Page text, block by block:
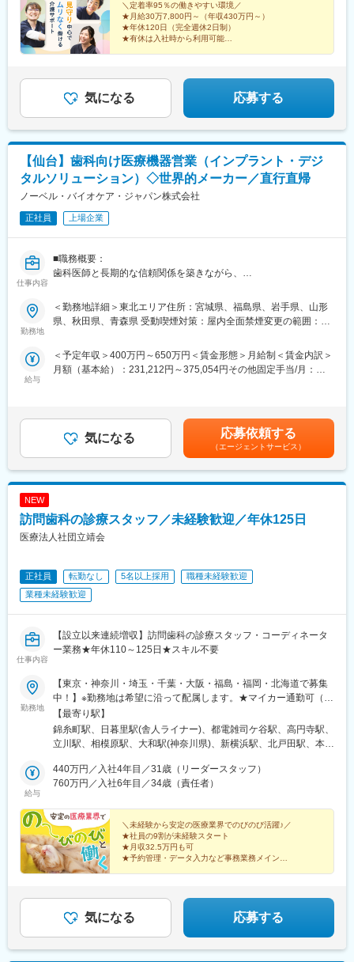
築港本町6-1 福岡印刷会館401アクセス：空港線・箱崎線「中洲川
端駅」より自動車で6分＜WyL株式会社 本部＞東京都墨田区錦糸
1-2-1 リージャス錦糸町アルカセントラル ビジネスセンターオフ
ィス148最寄り駅：錦糸町駅※受動喫煙対策：屋内全面禁煙※変更
＼定着率95％の働きやすい環境／
★月給30万7,800円～（年収430万円～）
★年休120日（完全週休2日制）
★有休は入社時から利用可能
気になる 応募する
【仙台】歯科向け医療機器営業（インプラント・デジ
タルソリューション）◇世界的メーカー／直行直帰
ノーベル・バイオケア・ジャパン株式会社
正社員 上場企業
仕事内容
■職務概要：
歯科医師と長期的な信頼関係を築きながら、
治療の質と医院経営の向上に貢献する直販スタイルの営業職で
す。
■職務詳細：
１．歯科医師・歯科技工士への提案営業
製品の適切な使用方法、新しい治療手法や症例情報の提供
新規顧客の開拓および既存顧客との関係構築
２．担当エリアの営業計画・目標管理
会社・部門方針に基づいた担当エリアの営業計画策定
売上目標（売上金額、数量等）の達成
歯科医師、歯科技工士などを対象とする製品説明会、勉強会の開
催
３．市場・顧客情報の収集と共有
担当地域の市場動向、病院・クリニックの情報、顧客ニーズの収
集
医院・医師情報の管理・更新
クレーム発生時の一次対応および関係部門への共有
【働き方・社内連携】
上司への報告・相談を行いながら、裁量をもって活動
日報・週報、顧客情報の登録・管理
会社から、社用車を貸与
【学習・成長環境】
医療・歯科分野未経験の方でも、段階的に専門知識を習得可能
ノーベルバイオケアはインプラントを用いた革新的な歯科修復ソ
リューションの分野における世界的なリーディング・カンパニー
です。
歯科医療の専業会社エンビスタ・ホールディングス・コーポレー
（イメージング製品のDEXIS、歯科材料のKerr、歯科矯正用製品
のOrmco）とも連携しながら、高品質で革新的な製品を提供し、
歯科専門職のパートナーとして、その先にいらっしゃる患者さま
勤務地
＜勤務地詳細＞東北エリア住所：宮城県、福島県、岩手県、山形
県、秋田県、青森県 受動喫煙対策：屋内全面禁煙変更の範囲：会
給与
＜予定年収＞400万円～650万円＜賃金形態＞月給制＜賃金内訳＞
月額（基本給）：231,212円～375,054円その他固定手当/月：
月に支給※ターゲット額：72万円～117万円（未経験者の場合、40
万円～65万円）※固定残業（55時間）込みとなります。賃金はあ
くまでも目安の金額であり、選考を通じて上下する可能性があり
ます。月給(月額)は固定手当を含めた表記です。
気になる 応募依頼する
（エージェントサービス）
NEW
訪問歯科の診療スタッフ／未経験歓迎／年休125日
医療法人社団立靖会
正社員 転勤なし 5名以上採用
職種未経験歓迎
業種未経験歓迎
仕事内容
【設立以来連続増収】訪問歯科の診療スタッフ・コーディネータ
ー業務★年休110～125日★スキル不要
勤務地
【東京・神奈川・埼玉・千葉・大阪・福島・福岡・北海道で募集
中！】※勤務地は希望に沿って配属します。★マイカー通勤可（勤
務場所による）★受動喫煙対策：屋内全面禁煙★福岡は2026年9
月開院予定のオープニングスタッフ＜東京エリア＞錦糸町事業所
日暮里事業所池袋事業所高円寺事業所立川事業所＜神奈川エリア
大宮事業所川越事業所＜千葉エリア＞船橋事業所千葉事業所市川
事業所＜大阪エリア＞浪速事務所＜福島エリア＞郡山事業所＜福
白石区事業所西区事業所
【最寄り駅】
錦糸町駅、日暮里駅(舎人ライナー)、都電雑司ケ谷駅、高円寺駅、
立川駅、相模原駅、大和駅(神奈川県)、新横浜駅、北戸田駅、本川
陽ケ丘駅、博多駅、郡山駅(福島県)、北２４条駅、北広島駅、菊水
駅、宮の沢駅、日暮里駅、東池袋駅、新高円寺駅、立川南駅、川
札幌駅、西日暮里駅、鬼子母神前駅、栄町駅(千葉県)、国府台駅
給与
440万円／入社4年目／31歳（リーダースタッフ）
760万円／入社6年目／34歳（責任者）
＼未経験から安定の医療業界でのびのび活躍♪／
★社員の9割が未経験スタート
★月収32.5万円も可
★予約管理・データ入力など事務業務メイン
気になる 応募する